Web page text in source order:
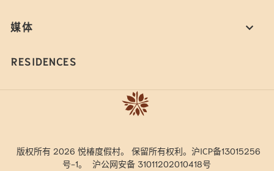
媒体
RESIDENCES
版权所有 2026 悦椿度假村。 保留所有权利。沪ICP备13015256
号-1。
沪公网安备 31011202010418号